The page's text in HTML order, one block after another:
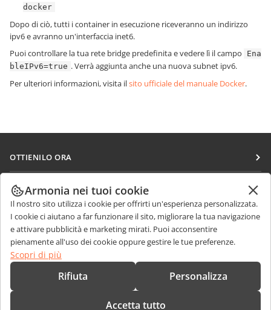
docker
Dopo di ciò, tutti i container in esecuzione riceveranno un indirizzo
ipv6 e avranno un'interfaccia inet6.
Puoi controllare la tua rete bridge predefinita e vedere lì il campo
Ena
bleIPv6=true . Verrà aggiunta anche una nuova subnet ipv6.
Per ulteriori informazioni, visita ilsito ufficiale del manuale Docker.
OTTIENILO ORA
Docs
DocSpace
Workspace
Connettori
App desktop
COLLABORA
Per i contributori
Per i traduttori
Per gli influencer
Offerte di lavoro
RICEVI NOTIZIE
Blog
RICEVI AIUTO
Forum
CONTATTACI
Domande sulle vendite
sales@onlyoffice.com
Armonia nei tuoi cookie
Il nostro sito utilizza i cookie per offrirti un'esperienza personalizzata.
I cookie ci aiutano a far funzionare il sito, migliorare la tua navigazione
e attivare pubblicità e marketing mirati. Puoi acconsentire
pienamente all'uso dei cookie oppure gestire le tue preferenze.
Scopri di più
Rifiuta Personalizza
Accetta tutto